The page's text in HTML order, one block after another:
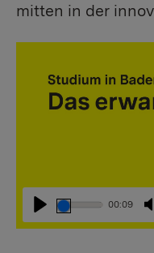
mitten in der
Abspielen
00:09